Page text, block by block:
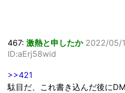
467: 激熱と申したか 2022/05/
ID:aErj58wid
>>421
駄目だ、これ書き込んだ後に